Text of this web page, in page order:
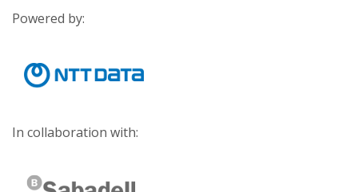
Powered by:
In collaboration with: